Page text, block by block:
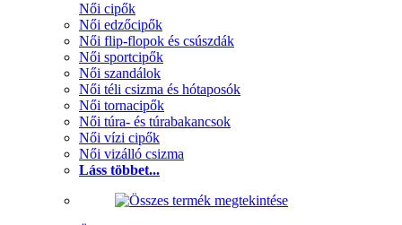
Női cipők
Női edzőcipők
Női flip-flopok és csúszdák
Női sportcipők
Női szandálok
Női téli csizma és hótaposók
Női tornacipők
Női túra- és túrabakancsok
Női vízi cipők
Női vizálló csizma
Láss többet...